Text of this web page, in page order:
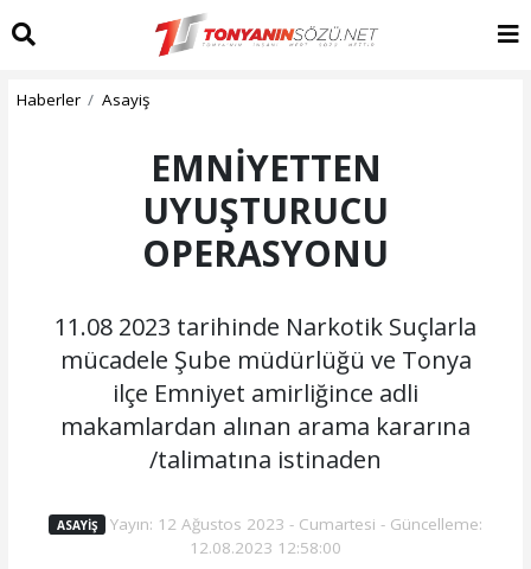
Haberler Asayiş
EMNİYETTEN
UYUŞTURUCU
OPERASYONU
11.08 2023 tarihinde Narkotik Suçlarla
mücadele Şube müdürlüğü ve Tonya
ilçe Emniyet amirliğince adli
makamlardan alınan arama kararına
/talimatına istinaden
ASAYIŞ
Yayın: 12 Ağustos 2023 - Cumartesi - Güncelleme:
12.08.2023 12:58:00